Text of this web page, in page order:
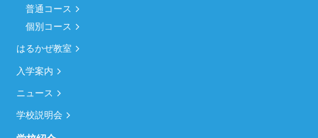
普通コース
個別コース
はるかぜ教室
入学案内
ニュース
学校説明会